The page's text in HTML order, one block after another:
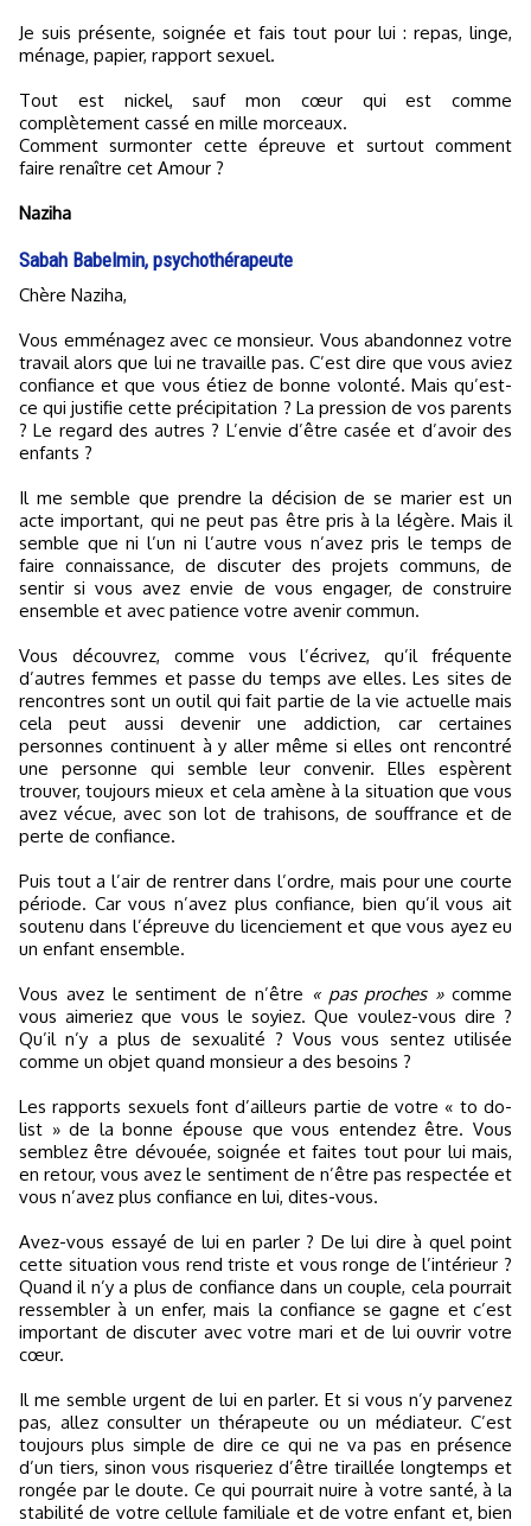
Je suis présente, soignée et fais tout pour lui : repas, linge,
ménage, papier, rapport sexuel.
Tout est nickel, sauf mon cœur qui est comme
complètement cassé en mille morceaux.
Comment surmonter cette épreuve et surtout comment
faire renaître cet Amour ?
Naziha
Sabah Babelmin, psychothérapeute
Chère Naziha,
Vous emménagez avec ce monsieur. Vous abandonnez votre
travail alors que lui ne travaille pas. C’est dire que vous aviez
confiance et que vous étiez de bonne volonté. Mais qu’est-
ce qui justifie cette précipitation ? La pression de vos parents
? Le regard des autres ? L’envie d’être casée et d’avoir des
enfants ?
Il me semble que prendre la décision de se marier est un
acte important, qui ne peut pas être pris à la légère. Mais il
semble que ni l’un ni l’autre vous n’avez pris le temps de
faire connaissance, de discuter des projets communs, de
sentir si vous avez envie de vous engager, de construire
ensemble et avec patience votre avenir commun.
Vous découvrez, comme vous l’écrivez, qu’il fréquente
d’autres femmes et passe du temps ave elles. Les sites de
rencontres sont un outil qui fait partie de la vie actuelle mais
cela peut aussi devenir une addiction, car certaines
personnes continuent à y aller même si elles ont rencontré
une personne qui semble leur convenir. Elles espèrent
trouver, toujours mieux et cela amène à la situation que vous
avez vécue, avec son lot de trahisons, de souffrance et de
perte de confiance.
Puis tout a l’air de rentrer dans l’ordre, mais pour une courte
période. Car vous n’avez plus confiance, bien qu’il vous ait
soutenu dans l’épreuve du licenciement et que vous ayez eu
un enfant ensemble.
Vous avez le sentiment de n’être « pas proches »comme
vous aimeriez que vous le soyiez. Que voulez-vous dire ?
Qu’il n’y a plus de sexualité ? Vous vous sentez utilisée
comme un objet quand monsieur a des besoins ?
Les rapports sexuels font d’ailleurs partie de votre « to do-
list » de la bonne épouse que vous entendez être. Vous
semblez être dévouée, soignée et faites tout pour lui mais,
en retour, vous avez le sentiment de n’être pas respectée et
vous n’avez plus confiance en lui, dites-vous.
Avez-vous essayé de lui en parler ? De lui dire à quel point
cette situation vous rend triste et vous ronge de l’intérieur ?
Quand il n’y a plus de confiance dans un couple, cela pourrait
ressembler à un enfer, mais la confiance se gagne et c’est
important de discuter avec votre mari et de lui ouvrir votre
cœur.
Il me semble urgent de lui en parler. Et si vous n’y parvenez
pas, allez consulter un thérapeute ou un médiateur. C’est
toujours plus simple de dire ce qui ne va pas en présence
d’un tiers, sinon vous risqueriez d’être tiraillée longtemps et
rongée par le doute. Ce qui pourrait nuire à votre santé, à la
stabilité de votre cellule familiale et de votre enfant et, bien